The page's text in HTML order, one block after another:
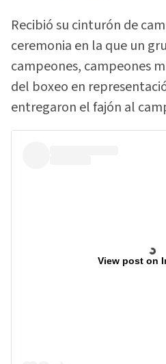
Recibió su cinturón de
ceremonia en la que un
campeones, campeones
del boxeo en
entregaron el fajón al
View post on